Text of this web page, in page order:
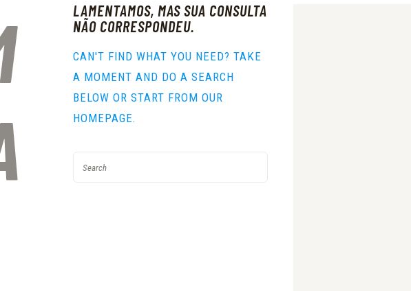
INFOCAC
INSTITUCIONAL
ENTRAR
LAMENTAMOS, MAS SUA CONSULTA
NÃO CORRESPONDEU.
CAN'T FIND WHAT YOU NEED? TAKE
A MOMENT AND DO A SEARCH
BELOW OR START FROMOUR
HOMEPAGE.